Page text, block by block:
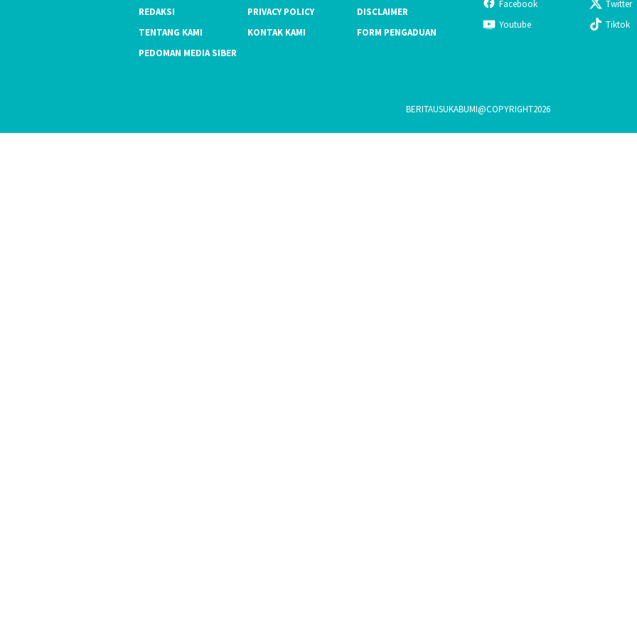
REDAKSI
PRIVACY POLICY
DISCLAIMER
TENTANG KAMI
KONTAK KAMI
FORM PENGADUAN
PEDOMAN MEDIA SIBER
Facebook Twitter
Youtube
Tiktok
BERITAUSUKABUMI@COPYRIGHT2026